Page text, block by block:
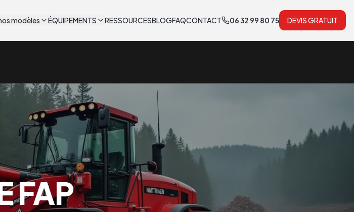
modèles ÉQUIPEMENTS RESSOURCESBLOGFAQCONTACT 06 32 99 80 75 DEVIS GRATUIT
FAP